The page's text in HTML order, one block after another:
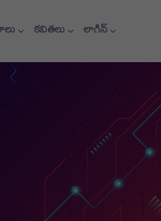
కవితలు లాగిన్